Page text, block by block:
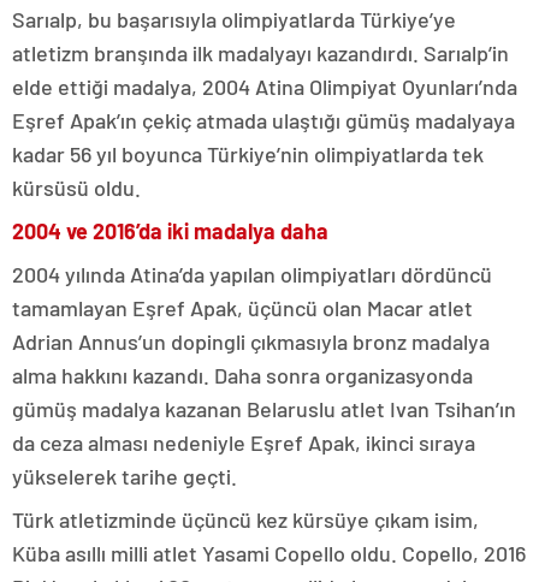
Sarıalp, bu başarısıyla olimpiyatlarda Türkiye’ye
atletizm branşında ilk madalyayı kazandırdı. Sarıalp’in
elde ettiği madalya, 2004 Atina Olimpiyat Oyunları’nda
Eşref Apak’ın çekiç atmada ulaştığı gümüş madalyaya
kadar 56 yıl boyunca Türkiye’nin olimpiyatlarda tek
kürsüsü oldu.
2004 ve 2016’da iki madalya daha
2004 yılında Atina’da yapılan olimpiyatları dördüncü
tamamlayan Eşref Apak, üçüncü olan Macar atlet
Adrian Annus’un dopingli çıkmasıyla bronz madalya
alma hakkını kazandı. Daha sonra organizasyonda
gümüş madalya kazanan Belaruslu atlet Ivan Tsihan’ın
da ceza alması nedeniyle Eşref Apak, ikinci sıraya
yükselerek tarihe geçti.
Türk atletizminde üçüncü kez kürsüye çıkam isim,
Küba asıllı milli atlet Yasami Copello oldu. Copello, 2016